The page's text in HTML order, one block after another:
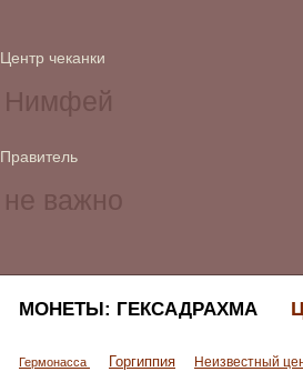
Центр чеканки
Правитель
МОНЕТЫ: ГЕКСАДРАХМА
Гермонасса Горгиппия Неизвестный